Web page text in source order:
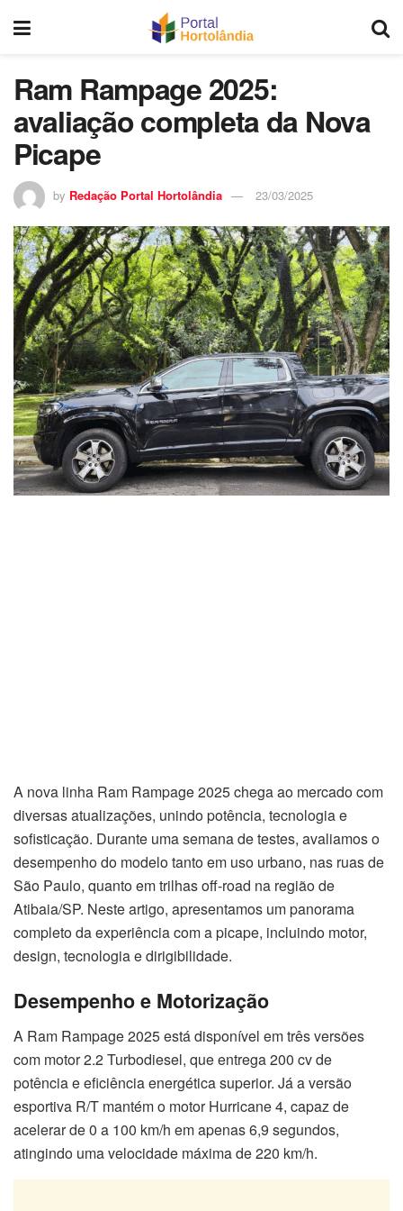
Ram Rampage 2025:
avaliação completa da Nova
Picape
by Redação Portal Hortolândia 23/03/2025
A nova linha Ram Rampage 2025 chega ao mercado com
diversas atualizações, unindo potência, tecnologia e
sofisticação. Durante uma semana de testes, avaliamos o
desempenho do modelo tanto em uso urbano, nas ruas de
São Paulo, quanto em trilhas off-road na região de
Atibaia/SP. Neste artigo, apresentamos um panorama
completo da experiência com a picape, incluindo motor,
design, tecnologia e dirigibilidade.
Desempenho e Motorização
A Ram Rampage 2025 está disponível em três versões
com motor 2.2 Turbodiesel, que entrega 200 cv de
potência e eficiência energética superior. Já a versão
esportiva R/T mantém o motor Hurricane 4, capaz de
acelerar de 0 a 100 km/h em apenas 6,9 segundos,
atingindo uma velocidade máxima de 220 km/h.